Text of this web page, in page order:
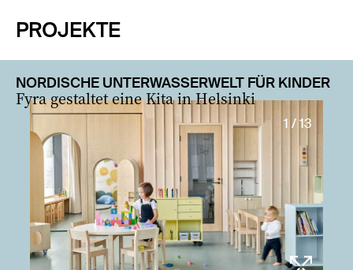
PROJEKTE
NORDISCHE UNTERWASSERWELT FÜR KINDER
Fyra gestaltet eine Kita in Helsinki
1 / 13